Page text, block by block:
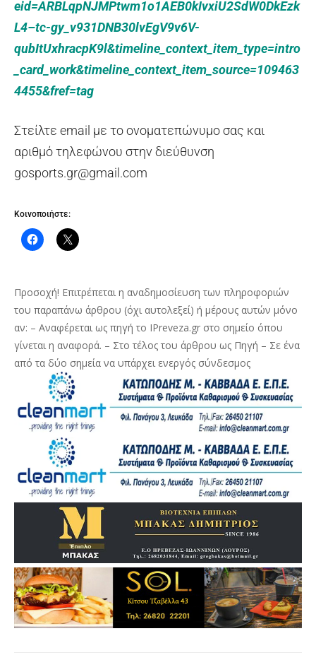
eid=ARBLqpNJMPtwm1o1AEB0kIvxiU2SdW0DkEzk
L4–tc-gy_v931DNB30lvEgV9v6V-
qubItUxhracpK9l&timeline_context_item_type=intro
_card_work&timeline_context_item_source=109463
4455&fref=tag
Στείλτε email με το ονοματεπώνυμο σας και
αριθμό τηλεφώνου στην διεύθυνση
gosports.gr@gmail.com
Κοινοποιήστε:
Προσοχή! Επιτρέπεται η αναδημοσίευση των πληροφοριών
του παραπάνω άρθρου (όχι αυτολεξεί) ή μέρους αυτών μόνο
αν: – Αναφέρεται ως πηγή το IPreveza.gr στο σημείο όπου
γίνεται η αναφορά. – Στο τέλος του άρθρου ως Πηγή – Σε ένα
από τα δύο σημεία να υπάρχει ενεργός σύνδεσμος